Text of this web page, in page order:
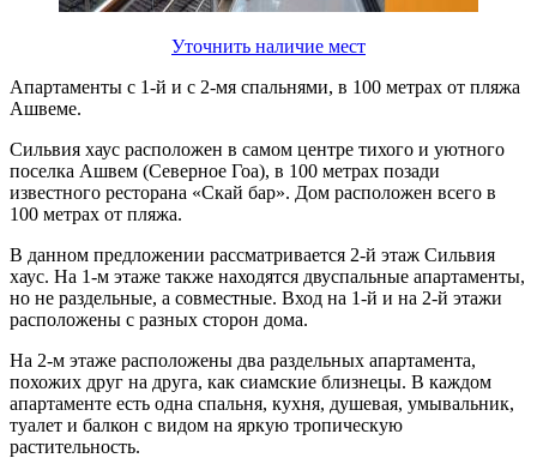
Уточнить наличие мест
Апартаменты с 1-й и с 2-мя спальнями, в 100 метрах от пляжа
Ашвеме.
Сильвия хаус расположен в самом центре тихого и уютного
поселка Ашвем (Северное Гоа), в 100 метрах позади
известного ресторана «Скай бар». Дом расположен всего в
100 метрах от пляжа.
В данном предложении рассматривается 2-й этаж Сильвия
хаус. На 1-м этаже также находятся двуспальные апартаменты,
но не раздельные, а совместные. Вход на 1-й и на 2-й этажи
расположены с разных сторон дома.
На 2-м этаже расположены два раздельных апартамента,
похожих друг на друга, как сиамские близнецы. В каждом
апартаменте есть одна спальня, кухня, душевая, умывальник,
туалет и балкон с видом на яркую тропическую
растительность.